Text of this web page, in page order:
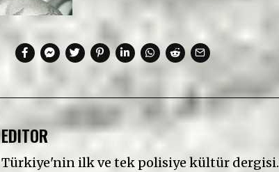
EDITOR
Türkiye'nin ilk ve tek polisiye kültür dergisi.